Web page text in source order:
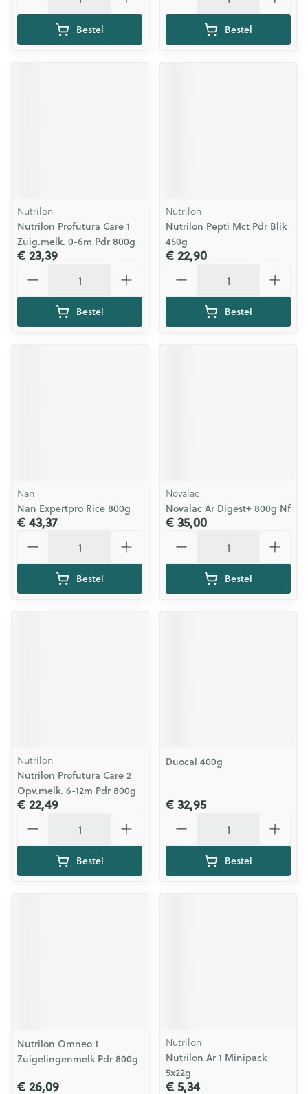
Bestel Bestel
Nutrilon
Nutrilon Profutura Care 1
Zuig.melk. 0-6m Pdr 800g
€ 23,39
Bestel
Nutrilon
Nutrilon Pepti Mct Pdr Blik
450g
€ 22,90
Bestel
Nan
Nan Expertpro Rice 800g
€ 43,37
Bestel
Novalac
Novalac Ar Digest+ 800g Nf
€ 35,00
Bestel
Nutrilon
Nutrilon Profutura Care 2
Opv.melk. 6-12m Pdr 800g
€ 22,49
Bestel
Duocal 400g
€ 32,95
Bestel
Nutrilon Omneo 1
Zuigelingenmelk Pdr 800g
€ 26,09
Nutrilon
Nutrilon Ar 1 Minipack
5x22g
€ 5,34